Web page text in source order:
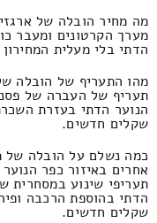
מה מחיר הובלה של
מערך הקרטונים ומעבר
הדתי בלי מעלית המחירון זהו 310 ומקסימום
מהו התעריף של הובלה
תעריף של העברה של
שקלים חדשים.
כמה נשלם על הובלה של
אחרים באיזור כפר
תעריפי שינוע במסחרית
שקלים חדשים.